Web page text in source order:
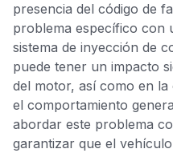
presencia del código de
problema específico con
sistema de inyección de
puede tener un impacto
del motor, así como en
el comportamiento
abordar este problema
garantizar que el